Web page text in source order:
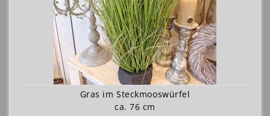
Gras im Steckmooswürfel
ca. 76 cm